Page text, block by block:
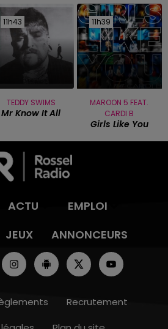
11h43
11h43
TEDDY SWIMS
Mr Know It All
11h39
11h39
MAROON 5 FEAT.
CARDI B
Girls Like You
ACTU
EMPLOI
JEUX ANNONCEURS
Recrutement